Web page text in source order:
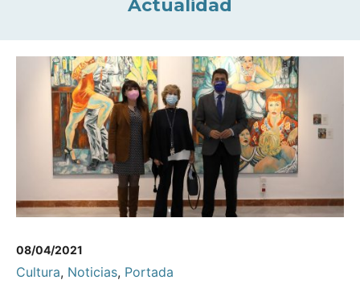
Actualidad
08/04/2021
Cultura, Noticias, Portada